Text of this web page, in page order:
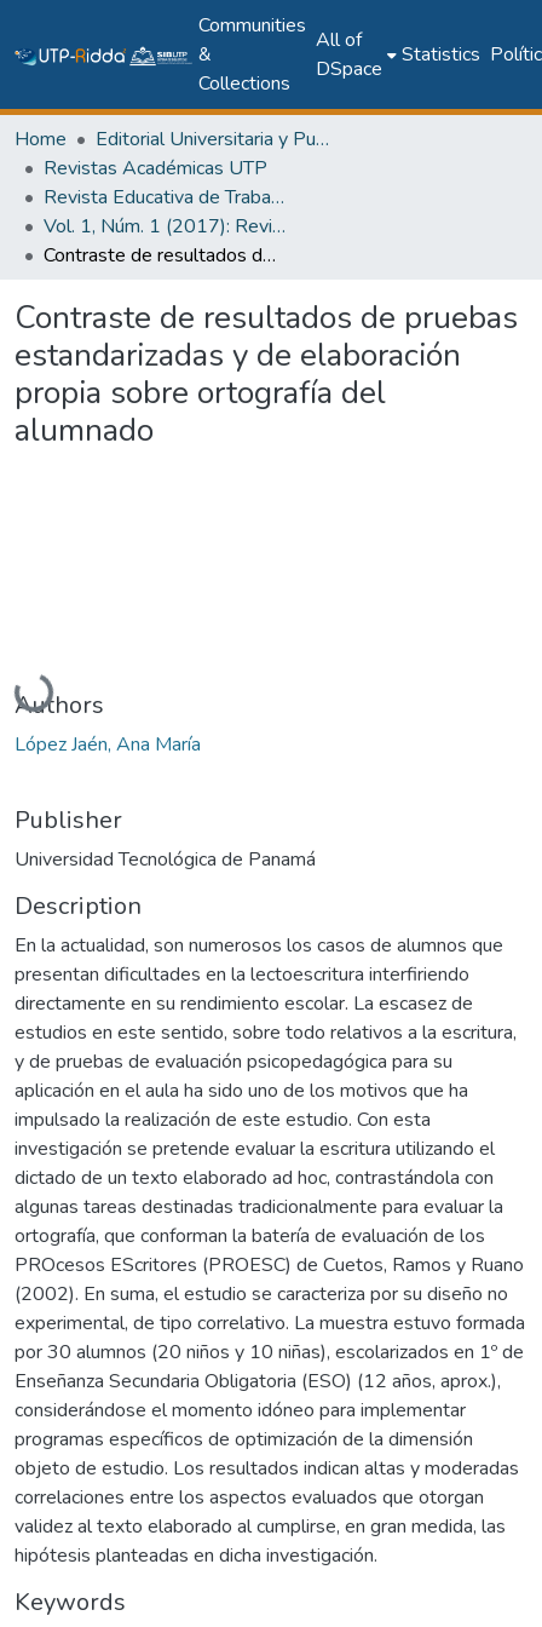
Communities
&
Collections
All of
DSpace
Statistics
Home
Editorial Universitaria y Publicaciones Seriadas
Revistas Académicas UTP
Revista Educativa de Trabajos Orientados al Siglo XXI (RETOS XXI)
Vol. 1, Núm. 1 (2017): Revista RETO XXI - Discapacidad y Educación
Contraste de resultados de pruebas estandarizadas y de elaboración propia sobre ortografía del alumnado
Contraste de resultados de pruebas
estandarizadas y de elaboración
propia sobre ortografía del
alumnado
Loading...
Authors
López Jaén, Ana María
Publisher
Universidad Tecnológica de Panamá
Description
En la actualidad, son numerosos los casos de alumnos que
presentan dificultades en la lectoescritura interfiriendo
directamente en su rendimiento escolar. La escasez de
estudios en este sentido, sobre todo relativos a la escritura,
y de pruebas de evaluación psicopedagógica para su
aplicación en el aula ha sido uno de los motivos que ha
impulsado la realización de este estudio. Con esta
investigación se pretende evaluar la escritura utilizando el
dictado de un texto elaborado ad hoc, contrastándola con
algunas tareas destinadas tradicionalmente para evaluar la
ortografía, que conforman la batería de evaluación de los
PROcesos EScritores (PROESC) de Cuetos, Ramos y Ruano
(2002). En suma, el estudio se caracteriza por su diseño no
experimental, de tipo correlativo. La muestra estuvo formada
por 30 alumnos (20 niños y 10 niñas), escolarizados en 1º de
Enseñanza Secundaria Obligatoria (ESO) (12 años, aprox.),
considerándose el momento idóneo para implementar
programas específicos de optimización de la dimensión
objeto de estudio. Los resultados indican altas y moderadas
correlaciones entre los aspectos evaluados que otorgan
validez al texto elaborado al cumplirse, en gran medida, las
hipótesis planteadas en dicha investigación.
Keywords